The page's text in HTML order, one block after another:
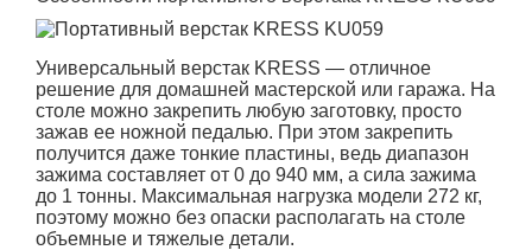
Универсальный верстак KRESS — отличное
решение для домашней мастерской или гаража. На
столе можно закрепить любую заготовку, просто
зажав ее ножной педалью. При этом закрепить
получится даже тонкие пластины, ведь диапазон
зажима составляет от 0 до 940 мм, а сила зажима
до 1 тонны. Максимальная нагрузка модели 272 кг,
поэтому можно без опаски располагать на столе
объемные и тяжелые детали.